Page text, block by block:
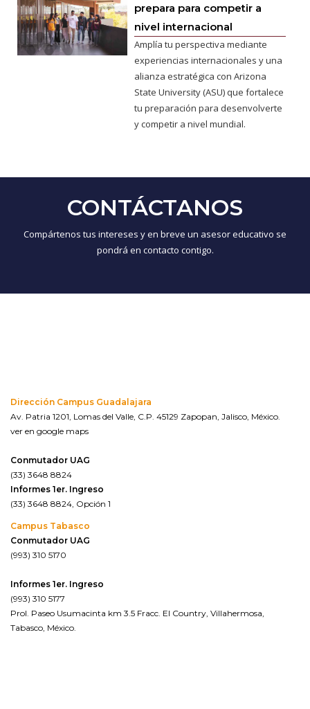
prepara para competir a
nivel internacional
Amplía tu perspectiva mediante
experiencias internacionales y una
alianza estratégica con Arizona
State University (ASU) que fortalece
tu preparación para desenvolverte
y competir a nivel mundial.
CONTÁCTANOS
Compártenos tus intereses y en breve un asesor educativo se
pondrá en contacto contigo.
Dirección Campus Guadalajara
Av. Patria 1201, Lomas del Valle, C.P. 45129 Zapopan, Jalisco, México.
ver en google maps
Conmutador UAG
(33) 3648 8824
Informes 1er. Ingreso
(33) 3648 8824, Opción 1
Campus Tabasco
Conmutador UAG
(993) 310 5170
Informes 1er. Ingreso
(993) 310 5177
Prol. Paseo Usumacinta km 3.5 Fracc. El Country, Villahermosa,
Tabasco, México.